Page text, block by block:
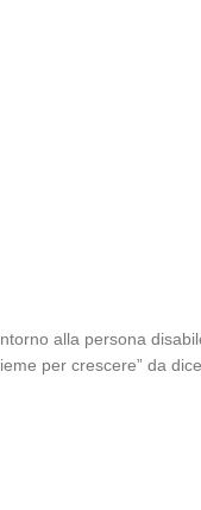
alla persona
per crescere” da